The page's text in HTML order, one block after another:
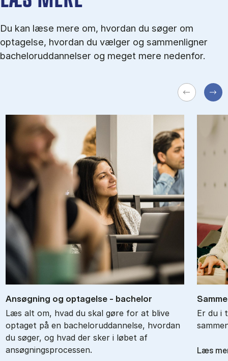
Du kan læse mere om, hvordan du søger om
optagelse, hvordan du vælger og sammenligner
bacheloruddannelser og meget mere nedenfor.
An­søg­ning og op­ta­gel­se - ba­chel­or
Læs alt om, hvad du skal gøre for at blive
optaget på en bacheloruddannelse, hvordan
du søger, og hvad der sker i løbet af
ansøgningsprocessen.
Er du i
Læs